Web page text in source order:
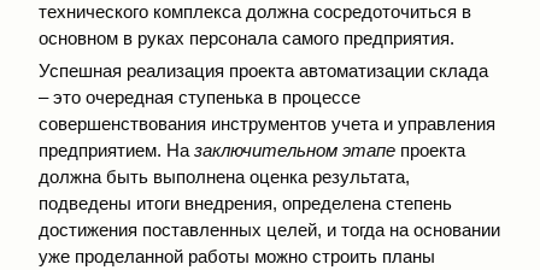
технического комплекса должна сосредоточиться в
основном в руках персонала самого предприятия.
Успешная реализация проекта автоматизации склада
– это очередная ступенька в процессе
совершенствования инструментов учета и управления
предприятием. На заключительном этапе проекта
должна быть выполнена оценка результата,
подведены итоги внедрения, определена степень
достижения поставленных целей, и тогда на основании
уже проделанной работы можно строить планы